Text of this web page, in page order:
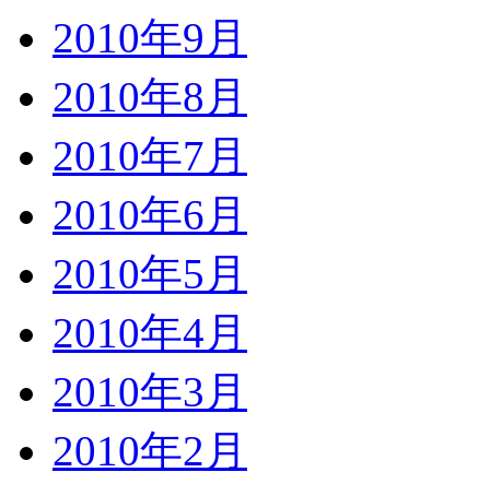
2010年9月
2010年8月
2010年7月
2010年6月
2010年5月
2010年4月
2010年3月
2010年2月